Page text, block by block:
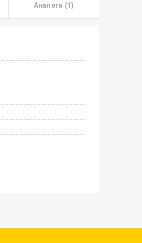
Аналоги (1)